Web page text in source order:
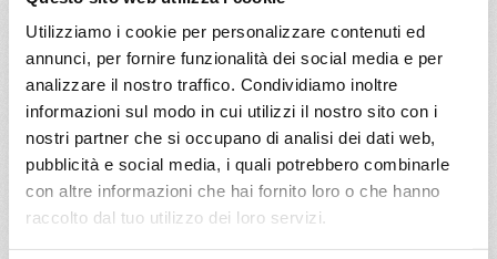
Utilizziamo i cookie per personalizzare contenuti ed
annunci, per fornire funzionalità dei social media e per
analizzare il nostro traffico. Condividiamo inoltre
informazioni sul modo in cui utilizzi il nostro sito con i
nostri partner che si occupano di analisi dei dati web,
pubblicità e social media, i quali potrebbero combinarle
con altre informazioni che hai fornito loro o che hanno
raccolto dal tuo utilizzo dei loro servizi.
€ 644
a partire da
€ 594
DETTAGLI
daMiami con MSC World
America